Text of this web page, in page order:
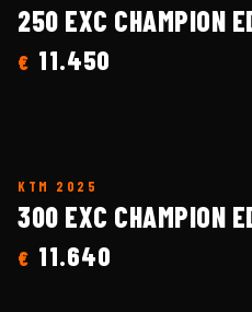
250 EXC CHAMPION
€ 11.450
KTM 2025
300 EXC CHAMPION
€ 11.640